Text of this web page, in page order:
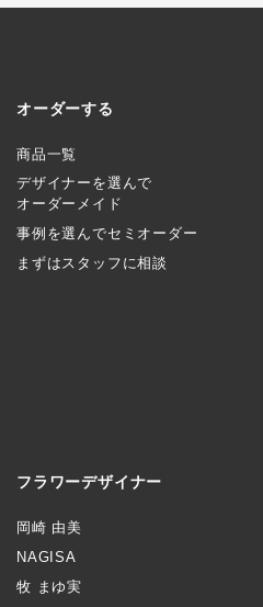
オーダーする
商品一覧
デザイナーを選んで
オーダーメイド
事例を選んでセミオーダー
まずはスタッフに相談
フラワーデザイナー
岡崎 由美
NAGISA
牧 まゆ実